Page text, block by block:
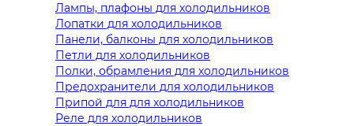
Лампы, плафоны для холодильников
Лопатки для холодильников
Панели, балконы для холодильников
Петли для холодильников
Полки, обрамления для холодильников
Предохранители для холодильников
Припой для для холодильников
Реле для холодильников